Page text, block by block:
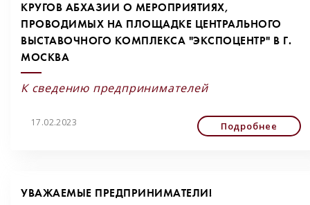
КРУГОВ АБХАЗИИ О МЕРОПРИЯТИЯХ,
ПРОВОДИМЫХ НА ПЛОЩАДКЕ ЦЕНТРАЛЬНОГО
ВЫСТАВОЧНОГО КОМПЛЕКСА "ЭКСПОЦЕНТР" В Г.
МОСКВА
К сведению предпринимателей
17.02.2023 Подробнее
УВАЖАЕМЫЕ ПРЕДПРИНИМАТЕЛИ!